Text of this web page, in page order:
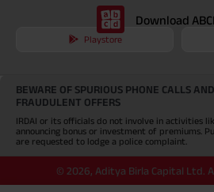
Download
Playstore
BEWARE OF SPURIOUS PHONE CALLS
FRAUDULENT OFFERS
IRDAI or its officials do not involve in activities
announcing bonus or investment of premiums.
are requested to lodge a police complaint.
© 2026, Aditya Birla Capital Ltd.